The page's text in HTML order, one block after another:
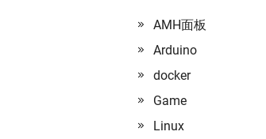
AMH面板
Arduino
docker
Game
Linux